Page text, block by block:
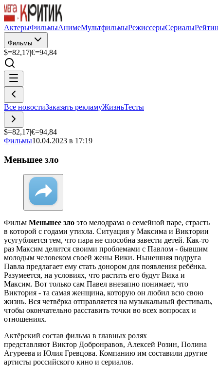
АктерыФильмыАнимеМультфильмыРежиссерыСериалы
Фильмы
$=82,17|€=94,84
Все новостиЗаказать рекламуЖизньТесты
$=82,17|€=94,84
Фильмы10.04.2023 в 17:19
Меньшее зло
Фильм Меньшее зло это мелодрама о семейной паре, страсть
в которой с годами утихла. Ситуация у Максима и Виктории
усугубляется тем, что пара не способна завести детей. Как-то
раз Максим делится своими проблемами с Павлом - бывшим
молодым человеком своей жены Вики. Нынешняя подруга
Павла предлагает ему стать донором для появления ребёнка.
Разумеется, на условиях, что растить его будут Вика и
Максим. Вот только сам Павел внезапно понимает, что
Виктория - та самая женщина, которую он любил всю свою
жизнь. Вся четвёрка отправляется на музыкальный фестиваль,
чтобы окончательно расставить точки во всех вопросах и
отношениях.
Актёрский состав фильма в главных ролях
представляют Виктор Добронравов, Алексей Розин, Полина
Агуреева и Юлия Гревцова. Компанию им составили другие
артисты российского кино и сериалов.